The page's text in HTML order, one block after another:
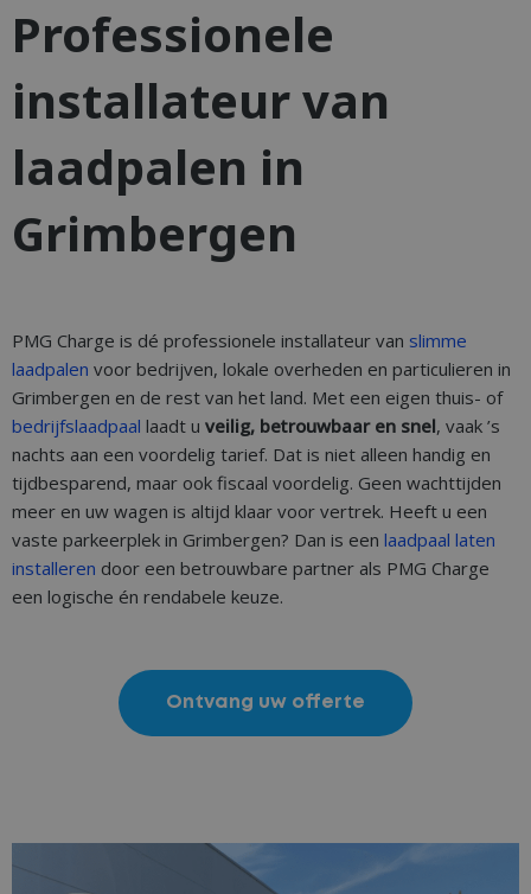
Professionele
installateur van
laadpalen in
Grimbergen
PMG Charge is dé professionele installateur van slimme
laadpalen voor bedrijven, lokale overheden en particulieren in
Grimbergen en de rest van het land. Met een eigen thuis- of
bedrijfslaadpaal laadt u veilig, betrouwbaar en snel, vaak ’s
nachts aan een voordelig tarief. Dat is niet alleen handig en
tijdbesparend, maar ook fiscaal voordelig. Geen wachttijden
meer en uw wagen is altijd klaar voor vertrek. Heeft u een
vaste parkeerplek in Grimbergen? Dan is een laadpaal laten
installeren door een betrouwbare partner als PMG Charge
een logische én rendabele keuze.
Ontvang uw offerte